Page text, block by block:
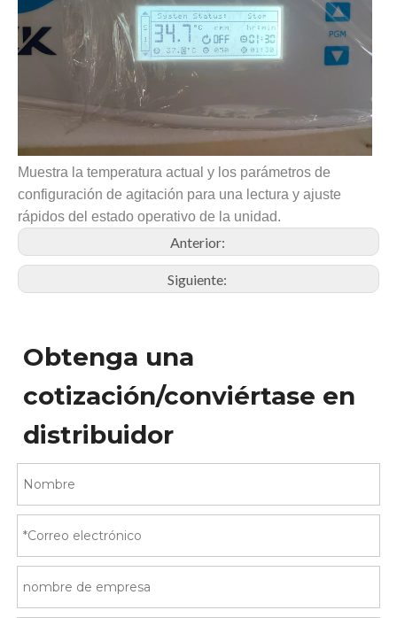
Muestra la temperatura actual y los parámetros de
configuración de agitación para una lectura y ajuste
rápidos del estado operativo de la unidad.
Anterior:
Siguiente:
Obtenga una
cotización/conviértase en
distribuidor